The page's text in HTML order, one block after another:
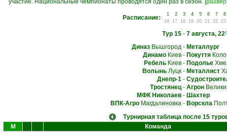
участие. Национальные чемпионаты проводятся один раз в сезон. [
Расписание: 1 2 3 4 5 6 7
8
16
17 18 19 20 21 22 23
Тур 15- 7 августа, 22
ДиназВышгород- Металлург
ДинамоКиев- Покуття
РебельКиев- Подолье
ВолыньЛуцк- Металлист
Днепр-1-
Тростянец- Агрон
МФК Николаев- Шахтер
ВПК-АгроМагдалиновка- Ворскла
Турнирная таблица после 15
М
Команда